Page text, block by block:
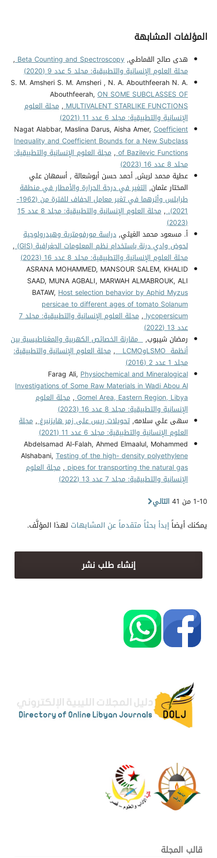
المؤلفات المشابهة
هدى صالح القماطي, Beta Counting and Spectroscopy
,
مجلة العلوم الإنسانية والتطبيقية: مجلد 5 عدد 9 (2020)
S. M. Amsheri S. M. Amsheri , N. A. Abouthfeerah N. A.
Abouthfeerah,ON SOME SUBCLASSES OF
MULTIVALENT STARLIKE FUNCTIONS
, مجلة العلوم
الإنسانية والتطبيقية: مجلد 6 عدد 11 (2021)
Nagat Alabbar, Maslina Darus, Aisha Amer,Coefficient
Inequality and Coefficient Bounds for a New Subclass
of Bazilevic Functions
, مجلة العلوم الإنسانية والتطبيقية:
مجلد 8 عدد 16 (2023)
عطية محمد لربش, أحمد حسن أبوشعالة , أسمهان علي
المختار عثمان, التغير في درجة الحرارة والأمطار في منطقة
طرابلس وأثرهما في تغير معامل الجفاف للفترة من (1962-
2021).
,
مجلة العلوم الإنسانية والتطبيقية: مجلد 8 عدد 15
(2023)
أ. مسعود محمد الغيثي, دراسة مورفومترية وهيدرولوجية
لحوض وادي درنة باستخدام نظم المعلومات الجغرافية (GIS)
,
مجلة العلوم الإنسانية والتطبيقية: مجلد 8 عدد 16 (2023)
ASRANA MOHAMMED, MANSOUR SALEM, KHALID
SAAD, MUNA AGBALI, MARWAH ALMABROUK, ALI
BATAW,Host selection behavior by Aphid Myzus
persicae to different ages of tomato Solanum
lycopersicum
,
مجلة العلوم الإنسانية والتطبيقية: مجلد 7
عدد 13 (2022)
رمضان شيبوب, مقارنة الخصائص الكهربية والمغناطيسية بين
أنظمة LSMOوLCMO
, مجلة العلوم الإنسانية والتطبيقية:
مجلد 1 عدد 2 (2016)
Farag Ali,Physiochemical and Mineralogical
Investigations of Some Raw Materials in Wadi Abou Al
Gomel Area, Eastern Region, Libya
, مجلة العلوم
الإنسانية والتطبيقية: مجلد 8 عدد 16 (2023)
سهى علي سلامه, تحويلات ريس على زمر هايزنبرغ, مجلة
العلوم الإنسانية والتطبيقية: مجلد 6 عدد 11 (2021)
Abdelsamad Al-Falah, Ahmed Elmaalul, Mohammed
Alshabani,Testing of the high- density polyethylene
pipes for transporting the natural gas
, مجلة العلوم
الإنسانية والتطبيقية: مجلد 7 عدد 13 (2022)
1-10 من 41
التالي
يمكنك أيضاًإبدأ بحثاً متقدماً عن المشابهات لهذا المؤلَّف.
إنشاء طلب نشر
قالب المجلة